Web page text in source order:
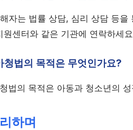
자는 법률 상담, 심리 상담 등
원센터와 같은 기관에 연락하세
청법의 목적은 무엇인가요?
법의 목적은 아동과 청소년의
하며